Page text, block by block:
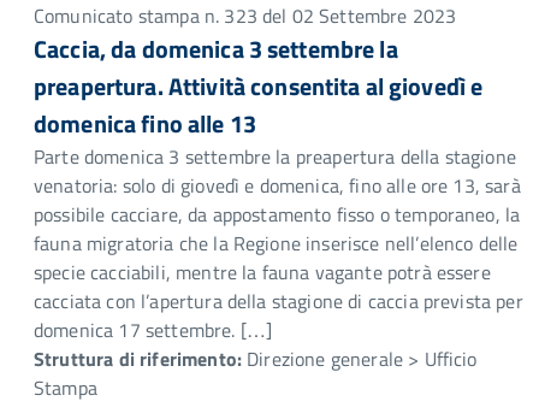
Comunicato stampa n. 323 del 02 Settembre 2023
Caccia, da domenica 3 settembre la
preapertura. Attività consentita al giovedì e
domenica fino alle 13
Parte domenica 3 settembre la preapertura della stagione
venatoria: solo di giovedì e domenica, fino alle ore 13, sarà
possibile cacciare, da appostamento fisso o temporaneo, la
fauna migratoria che la Regione inserisce nell’elenco delle
specie cacciabili, mentre la fauna vagante potrà essere
cacciata con l’apertura della stagione di caccia prevista per
domenica 17 settembre. […]
Struttura di riferimento: Direzione generale > Ufficio
Stampa